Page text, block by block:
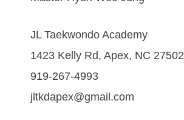
JL Taekwondo Academy
1423 Kelly Rd, Apex, NC 27502
919-267-4993
jltkdapex@gmail.com